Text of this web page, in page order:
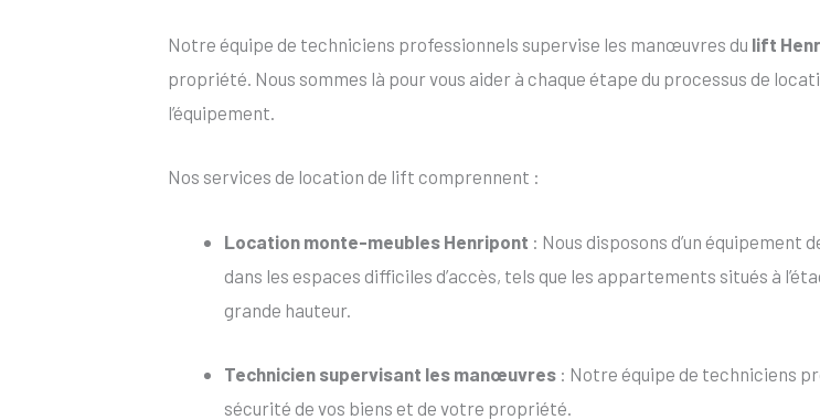
Notre équipe de techniciens professionnels supervise les manœuvres du lift
propriété. Nous sommes là pour vous aider à chaque étape du processus de
l’équipement.
Nos services de location de lift comprennent :
Location monte-meubles Henripont : Nous disposons d’un
dans les espaces difficiles d’accès, tels que les appartements situés à
grande hauteur.
Technicien supervisant les manœuvres : Notre équipe de techniciens
sécurité de vos biens et de votre propriété.